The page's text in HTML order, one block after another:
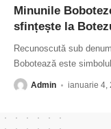
Minunile
sfințește la
Recunoscută sub
Bobotează este simbolul
Admin ianuarie 4,